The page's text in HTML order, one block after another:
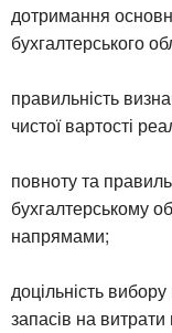
дотримання
бухгалтерського
правильність
чистої вартості
повноту та
бухгалтерському
напрямами;
доцільність
запасів на